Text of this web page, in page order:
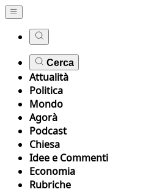
Cerca
Attualità
Politica
Mondo
Agorà
Podcast
Chiesa
Idee e Commenti
Economia
Rubriche